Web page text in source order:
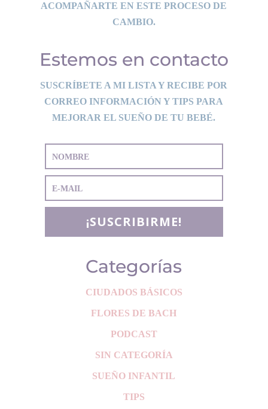
ACOMPAÑARTE EN ESTE PROCESO DE
CAMBIO.
Estemos en contacto
SUSCRÍBETE A MI LISTA Y RECIBE POR
CORREO INFORMACIÓN Y TIPS PARA
MEJORAR EL SUEÑO DE TU BEBÉ.
¡SUSCRIBIRME!
Categorías
CIUDADOS BÁSICOS
FLORES DE BACH
PODCAST
SIN CATEGORÍA
SUEÑO INFANTIL
TIPS